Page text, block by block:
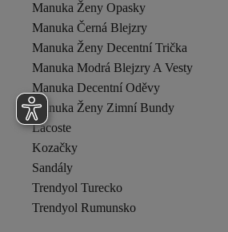
Manuka Ženy Opasky
Manuka Černá Blejzry
Manuka Ženy Decentní Trička
Manuka Modrá Blejzry A Vesty
Manuka Decentní Oděvy
Manuka Ženy Zimní Bundy
Lacoste
Kozačky
Sandály
Trendyol Turecko
Trendyol Rumunsko